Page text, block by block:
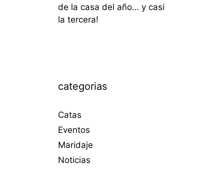
de la casa del año… y casi
la tercera!
categorias
Catas
Eventos
Maridaje
Noticias